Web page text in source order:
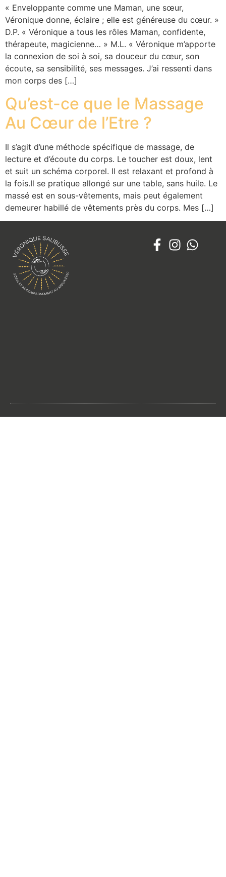
« Enveloppante comme une Maman, une sœur,
Véronique donne, éclaire ; elle est généreuse du cœur. »
D.P. « Véronique a tous les rôles Maman, confidente,
thérapeute, magicienne… » M.L. « Véronique m’apporte
la connexion de soi à soi, sa douceur du cœur, son
écoute, sa sensibilité, ses messages. J’ai ressenti dans
mon corps des […]
Qu’est-ce que le Massage
Au Cœur de l’Etre ?
Il s’agit d’une méthode spécifique de massage, de
lecture et d’écoute du corps. Le toucher est doux, lent
et suit un schéma corporel. Il est relaxant et profond à
la fois.Il se pratique allongé sur une table, sans huile. Le
massé est en sous-vêtements, mais peut également
demeurer habillé de vêtements près du corps. Mes […]